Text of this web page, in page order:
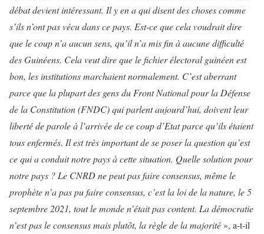
débat devient intéressant. Il y en a qui disent des choses comme
s’ils n’ont pas vécu dans ce pays. Est-ce que cela voudrait dire
que le coup n’a aucun sens, qu’il n’a mis fin à aucune difficulté
des Guinéens. Cela veut dire que le fichier électoral guinéen est
bon, les institutions marchaient normalement. C’est aberrant
parce que la plupart des gens du Front National pour la Défense
de la Constitution (FNDC) qui parlent aujourd’hui, doivent leur
liberté de parole à l’arrivée de ce coup d’Etat parce qu’ils étaient
tous enfermés. Il est très important de se poser la question qu’est
ce qui a conduit notre pays à cette situation. Quelle solution pour
notre pays ? Le CNRD ne peut pas faire consensus, même le
prophète n’a pas pu faire consensus, c’est la loi de la nature, le 5
septembre 2021, tout le monde n’était pas content. La démocratie
n’est pas le consensus mais plutôt, la règle de la majorité », a-t-il